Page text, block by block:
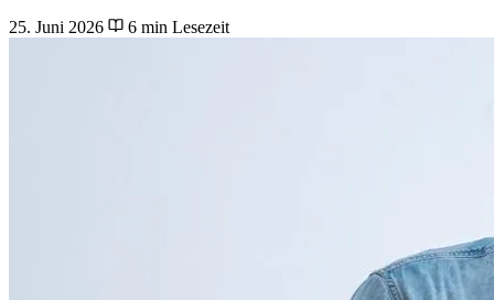
25. Juni 2026
6 min Lesezeit